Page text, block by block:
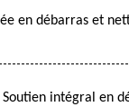
en débarras et
intégral en